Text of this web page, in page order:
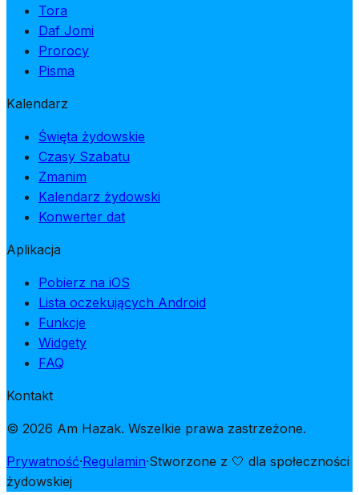
Tora
Daf Jomi
Prorocy
Pisma
Kalendarz
Święta żydowskie
Czasy Szabatu
Zmanim
Kalendarz żydowski
Konwerter dat
Aplikacja
Pobierz na iOS
Lista oczekujących Android
Funkcje
Widgety
FAQ
Kontakt
© 2026 Am Hazak. Wszelkie prawa zastrzeżone.
Prywatność·Regulamin·Stworzone z 🤍 dla społeczności
żydowskiej